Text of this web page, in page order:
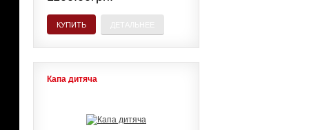
КУПИТЬ
Капа дитяча